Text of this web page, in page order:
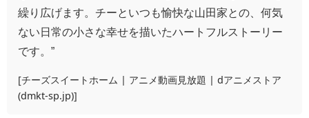
繰り広げます。チーといつも愉快な山田家との、何気
ない日常の小さな幸せを描いたハートフルストーリー
です。”
[チーズスイートホーム | アニメ動画見放題 | dアニメストア
(dmkt-sp.jp)]